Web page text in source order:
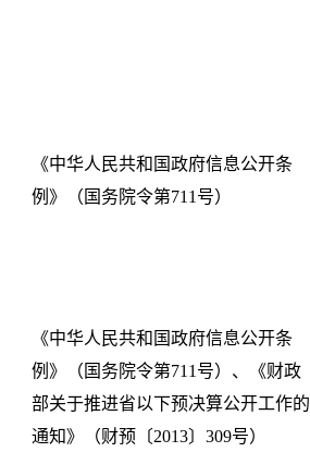
《中华人民共和国政府信息公开条
例》（国务院令第711号）
《中华人民共和国政府信息公开条
例》（国务院令第711号）、《财政
部关于推进省以下预决算公开工作的
通知》（财预〔2013〕309号）